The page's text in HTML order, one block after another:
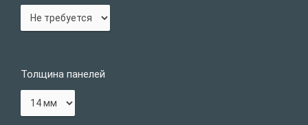
Толщина панелей